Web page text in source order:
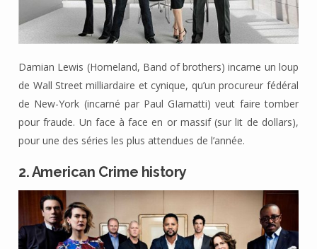
Damian Lewis (Homeland, Band of brothers) incarne un loup
de Wall Street milliardaire et cynique, qu’un procureur fédéral
de New-York (incarné par Paul GIamatti) veut faire tomber
pour fraude. Un face à face en or massif (sur lit de dollars),
pour une des séries les plus attendues de l’année.
2. American Crime history